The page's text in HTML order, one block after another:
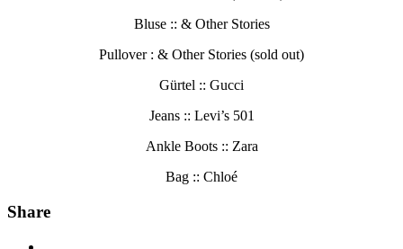
Bluse :: & Other Stories
Pullover : & Other Stories (sold out)
Gürtel :: Gucci
Jeans :: Levi’s 501
Ankle Boots :: Zara
Bag :: Chloé
Share